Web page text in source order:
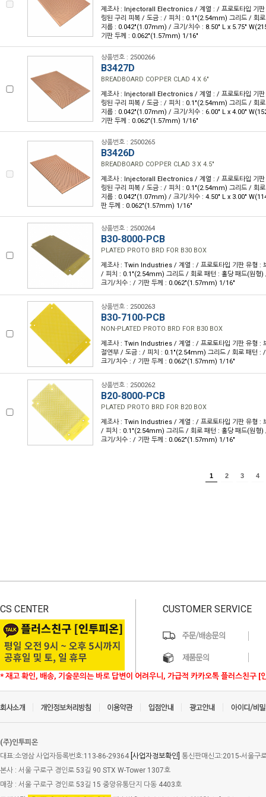
제조사 : Injectorall Electronics / 계열 : / 프로토타입 기판
링된 구리 피복 / 도금 : / 피치 : 0.1"(2.54mm) 그리드 / 회
지름 : 0.042"(1.07mm) / 크기/치수 : 8.50" L x 5.75"
기판 두께 : 0.062"(1.57mm) 1/16"
상품번호 : 2500266
B3427D
BREADBOARD COPPER CLAD 4 X 6"
제조사 : Injectorall Electronics / 계열 : / 프로토타입 기판
링된 구리 피복 / 도금 : / 피치 : 0.1"(2.54mm) 그리드 / 회
지름 : 0.042"(1.07mm) / 크기/치수 : 6.00" L x 4.00"
기판 두께 : 0.062"(1.57mm) 1/16"
상품번호 : 2500265
B3426D
BREADBOARD COPPER CLAD 3 X 4.5"
제조사 : Injectorall Electronics / 계열 : / 프로토타입 기판
링된 구리 피복 / 도금 : / 피치 : 0.1"(2.54mm) 그리드 / 회
지름 : 0.042"(1.07mm) / 크기/치수 : 4.50" L x 3.00"
판 두께 : 0.062"(1.57mm) 1/16"
상품번호 : 2500264
B30-8000-PCB
PLATED PROTO BRD FOR B30 BOX
제조사 : Twin Industries / 계열 : / 프로토타입 기판 유형 :
/ 피치 : 0.1"(2.54mm) 그리드 / 회로 패턴 : 홀당 패드(원형
크기/치수 : / 기판 두께 : 0.062"(1.57mm) 1/16"
상품번호 : 2500263
B30-7100-PCB
NON-PLATED PROTO BRD FOR B30 BOX
제조사 : Twin Industries / 계열 : / 프로토타입 기판 유형 :
절연부 / 도금 : / 피치 : 0.1"(2.54mm) 그리드 / 회로 패턴 :
크기/치수 : / 기판 두께 : 0.062"(1.57mm) 1/16"
상품번호 : 2500262
B20-8000-PCB
PLATED PROTO BRD FOR B20 BOX
제조사 : Twin Industries / 계열 : / 프로토타입 기판 유형 :
/ 피치 : 0.1"(2.54mm) 그리드 / 회로 패턴 : 홀당 패드(원형
크기/치수 : / 기판 두께 : 0.062"(1.57mm) 1/16"
1 2 3 4
CS CENTER
* 재고 확인, 배송, 기술문의는 바로 답변이 어려우니, 가급적 카카오톡 플러스친구 [
CUSTOMER SERVICE
(주)인투피온
대표:소영삼 사업자등록번호:113-86-29364 [사업자정보확인] 통신판매신고:2015-서울구
본사 : 서울 구로구 경인로 53길 90 STX W-Tower 1307호
매장 : 서울 구로구 경인로 53길 15 중앙유통단지 다동 4403호